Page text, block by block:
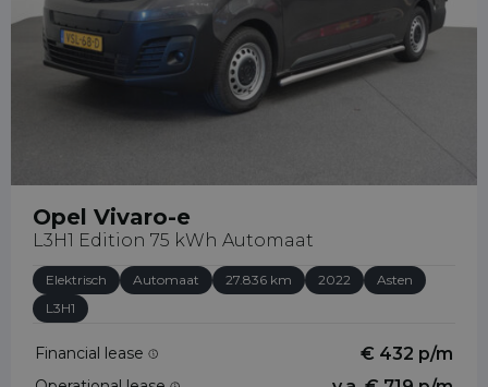
Opel Vivaro-e
L3H1 Edition 75 kWh Automaat
Elektrisch Automaat 27.836 km 2022
Asten
L3H1
Financial lease € 432 p/m